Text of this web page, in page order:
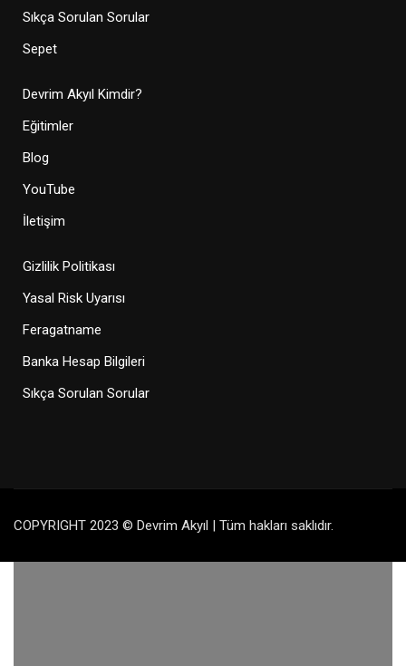
Sıkça Sorulan Sorular
Sepet
Devrim Akyıl Kimdir?
Eğitimler
Blog
YouTube
İletişim
Gizlilik Politikası
Yasal Risk Uyarısı
Feragatname
Banka Hesap Bilgileri
Sıkça Sorulan Sorular
COPYRIGHT 2023 © Devrim Akyıl | Tüm hakları saklıdır.